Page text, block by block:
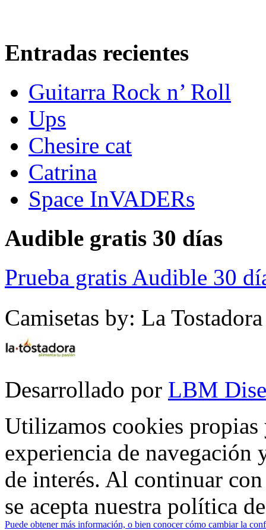
Entradas recientes
Guitarra Rock n’ Roll
Ups
Chesire cat
Catrina
Space InVADERs
Audible gratis 30 días
Prueba gratis Audible 30
Camisetas by: La Tostadora
Desarrollado por LBM
Utilizamos cookies propias
experiencia de
de interés. Al continuar
se acepta nuestra política
Puede obtener más información, o bien conocer cómo cambiar la